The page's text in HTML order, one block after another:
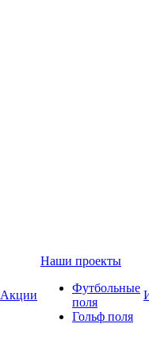
Акции
Наши проекты
Футбольные
поля
Гольф поля